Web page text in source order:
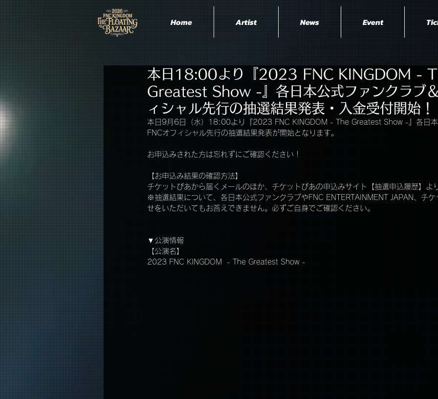
Home Artist News Event
本日18:00より『2023 FNC KINGDOM -
Greatest Show -』各日本公式ファンクラブ
ィシャル先行の抽選結果発表・入金受付開始！
本日9月6日（水）18:00より『2023 FNC KINGDOM - The Greatest Show -』各日本
FNCオフィシャル先行の抽選結果発表が開始となります。
お申込みされた方は忘れずにご確認ください！
【お申込み結果の確認方法】
チケットぴあから届くメールのほか、チケットぴあの申込みサイト【抽選申込履歴】よ
※抽選結果について、各日本公式ファンクラブやFNC ENTERTAINMENT JAPAN、チケ
せをいただいてもお答えできません。必ずご自身でご確認ください。
▼公演情報
【公演名】
2023 FNC KINGDOM  - The Greatest Show -